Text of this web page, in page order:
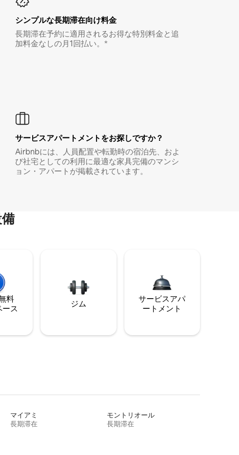
シンプルな長期滞在向け料金
長期滞在予約に適用されるお得な特別料金と追
加料金なしの月1回払い。*
サービスアパートメントをお探しですか？
Airbnbには、人員配置や転勤時の宿泊先、およ
び社宅としての利用に最適な家具完備のマンシ
ョン・アパートが掲載されています。
料
ス
ジム
サービスアパ
ートメント
マイアミ
長期滞在
モントリオール
長期滞在